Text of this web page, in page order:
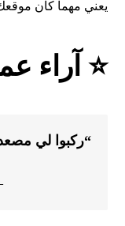
يعني مهما كان
⭐ آراء
“ركبوا لي